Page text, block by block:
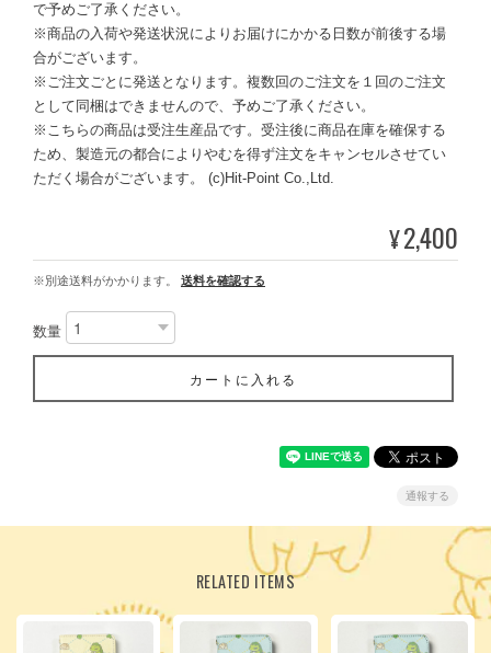
で予めご了承ください。
※商品の入荷や発送状況によりお届けにかかる日数が前後する場
合がございます。
※ご注文ごとに発送となります。複数回のご注文を１回のご注文
として同梱はできませんので、予めご了承ください。
※こちらの商品は受注生産品です。受注後に商品在庫を確保する
ため、製造元の都合によりやむを得ず注文をキャンセルさせてい
ただく場合がございます。 (c)Hit-Point Co.,Ltd.
¥2,400
※別途送料がかかります。 送料を確認する
数量
カートに入れる
通報する
RELATED ITEMS